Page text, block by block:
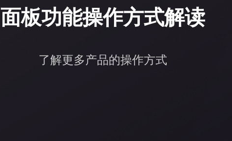
面板功能操作方式解读
了解更多产品的操作方式